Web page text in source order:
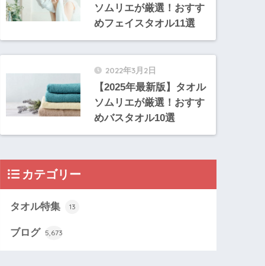
ソムリエが厳選！おすす
めフェイスタオル11選
2022年3月2日
【2025年最新版】タオル
ソムリエが厳選！おすす
めバスタオル10選
カテゴリー
タオル特集 13
ブログ 5,673